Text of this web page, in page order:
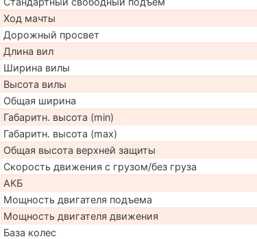
Ход мачты
Дорожный просвет
Длина вил
Ширина вилы
Высота вилы
Общая ширина
Габаритн. высота (min)
Габаритн. высота (max)
Общая высота верхней защиты
Скорость движения с грузом/без груза
АКБ
Мощность двигателя подъема
Мощность двигателя движения
База колес